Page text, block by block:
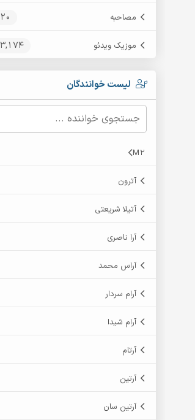
مصاحبه 20
موزیک ویدئو 3,174
لیست خوانندگان
M2
آترون
آتیلا شریعتی
آرا ناصری
آراس محمد
آرام سردار
آرام شیدا
آرتام
آرتین
آرتین سان